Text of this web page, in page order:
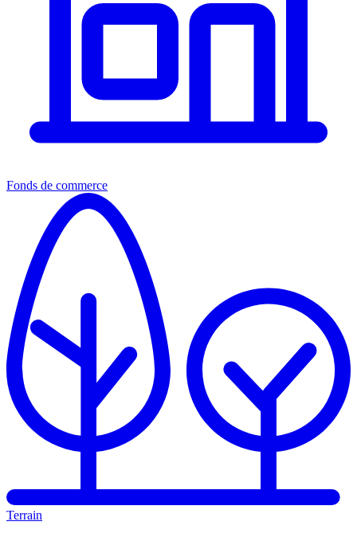
Fonds de commerce
Terrain